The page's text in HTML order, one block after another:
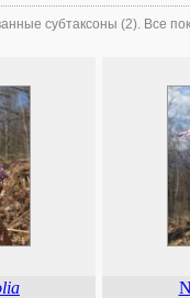
субтаксоны (2). Все